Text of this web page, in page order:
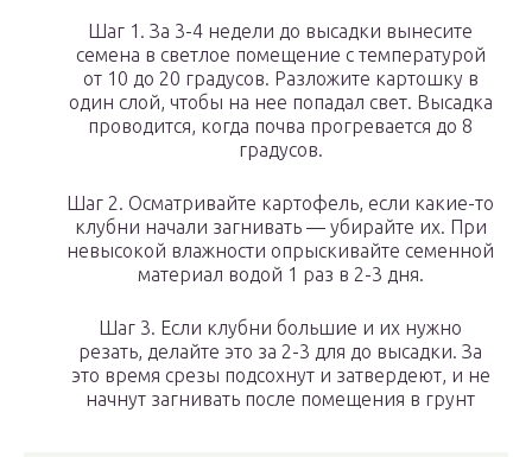
Шаг 1. За 3-4 недели до высадки вынесите
семена в светлое помещение с температурой
от 10 до 20 градусов. Разложите картошку в
один слой, чтобы на нее попадал свет. Высадка
проводится, когда почва прогревается до 8
градусов.
Шаг 2. Осматривайте картофель, если какие-то
клубни начали загнивать — убирайте их. При
невысокой влажности опрыскивайте семенной
материал водой 1 раз в 2-3 дня.
Шаг 3. Если клубни большие и их нужно
резать, делайте это за 2-3 для до высадки. За
это время срезы подсохнут и затвердеют, и не
начнут загнивать после помещения в грунт